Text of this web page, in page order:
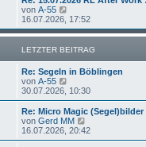
r
B
e
t
a
g
t
r
B
e
i
t
a
g
von A-55
e
u
e
s
r
e
i
t
r
a
g
16.07.2026, 17:52
LETZTER BEITRAG
Re: Segeln in Böblingen
von A-55
e
u
e
s
t
30.07.2026, 10:30
Re: Micro Magic (Segel)bilder
von Gerd MM
e
u
16.07.2026, 20:42